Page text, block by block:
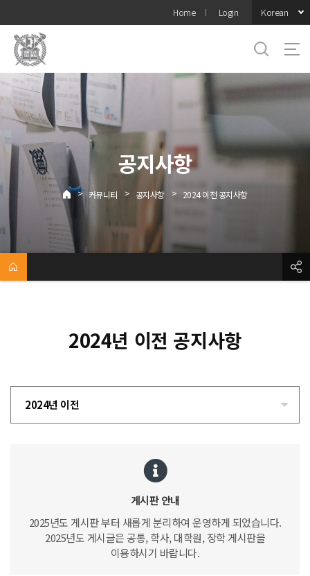
메뉴
Home Login Korean
공지사항
> 커뮤니티 > 공지사항 > 2024 이전 공지사항
2024년 이전 공지사항
2024년 이전
게시판 안내
2025년도 게시판 부터 새롭게 분리하여 운영하게 되었습니다.
2025년도 게시글은 공통, 학사, 대학원, 장학 게시판을
이용하시기 바랍니다.